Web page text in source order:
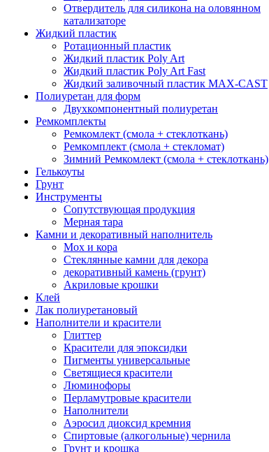
Отвердитель для силикона на оловянном
катализаторе
Жидкий пластик
Ротационный пластик
Жидкий пластик Poly Art
Жидкий пластик Poly Art Fast
Жидкий заливочный пластик MAX-CAST
Полиуретан для форм
Двухкомпонентный полиуретан
Ремкомплекты
Ремкомлект (смола + стеклоткань)
Ремкомплект (смола + стекломат)
Зимний Ремкомлект (смола + стеклоткань)
Гелькоуты
Грунт
Инструменты
Сопутствующая продукция
Мерная тара
Камни и декоративный наполнитель
Мох и кора
Стеклянные камни для декора
декоративный камень (грунт)
Акриловые крошки
Клей
Лак полиуретановый
Наполнители и красители
Глиттер
Красители для эпоксидки
Пигменты универсальные
Светящиеся красители
Люминофоры
Перламутровые красители
Наполнители
Аэросил диоксид кремния
Спиртовые (алкогольные) чернила
Грунт и крошка